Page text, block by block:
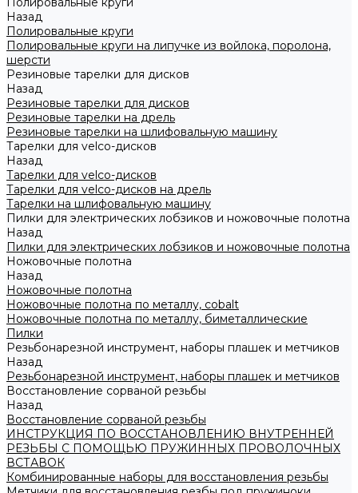
Назад
Полировальные круги
Полировальные круги на липучке из войлока, поролона,
шерсти
Резиновые тарелки для дисков
Назад
Резиновые тарелки для дисков
Резиновые тарелки на дрель
Резиновые тарелки на шлифовальную машину
Тарелки для velco-дисков
Назад
Тарелки для velco-дисков
Тарелки для velco-дисков на дрель
Тарелки на шлифовальную машину
Пилки для электрических лобзиков и ножовочные полотна
Назад
Пилки для электрических лобзиков и ножовочные полотна
Ножовочные полотна
Назад
Ножовочные полотна
Ножовочные полотна по металлу, cobalt
Ножовочные полотна по металлу, биметаллические
Пилки
Резьбонарезной инструмент, наборы плашек и метчиков
Назад
Резьбонарезной инструмент, наборы плашек и метчиков
Восстановление сорваной резьбы
Назад
Восстановление сорваной резьбы
ИНСТРУКЦИЯ ПО ВОССТАНОВЛЕНИЮ ВНУТРЕННЕЙ
РЕЗЬБЫ С ПОМОЩЬЮ ПРУЖИННЫХ ПРОВОЛОЧНЫХ
ВСТАВОК
Комбинированные наборы для восстановления резьбы